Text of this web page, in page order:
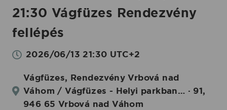
21:30 Vágfüzes Rendezvény
fellépés
2026/06/13 21:30 UTC+2
Vágfüzes, Rendezvény Vrbová nad
Váhom / Vágfüzes - Helyi parkban… · 91,
946 65 Vrbová nad Váhom